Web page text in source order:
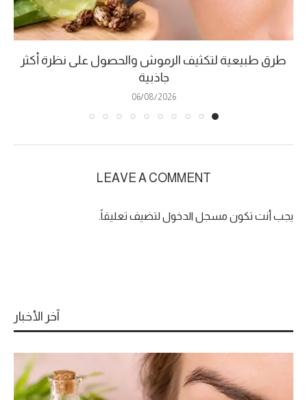
طرق طبيعية لتكثيف الرموش والحصول على نظرة أكثر
جاذبية
06/08/2026
LEAVE A COMMENT
يجب أنت تكون مسجل الدخول لتضيف تعليقاً.
آخر الأخبار